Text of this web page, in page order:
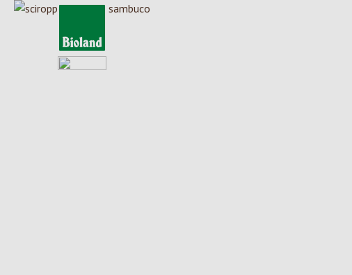
Salta la galleria di immagini